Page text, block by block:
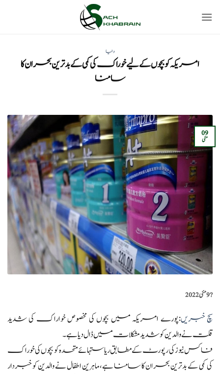
دنیا
امریکہ کو بچوں کے لیے خوراک کی کمی کے بدترین بحران کا
سامنا
09
مئی
?️9 مئی 2022
سچ خبریں:پورے امریکہ میں بچوں کی مخصوص خواراک کی شدید
قلت نے والدین کو شدید مشکلات میں ڈال دیا ہے۔
فاکس نیوز کی رپورٹ کے مطابق ریاستہائے متحدہ کو بچوں کی خوراک
کی کمی کے بدترین بحران کا سامنا ہے، ماہرین اطفال نے والدین کو خبردار